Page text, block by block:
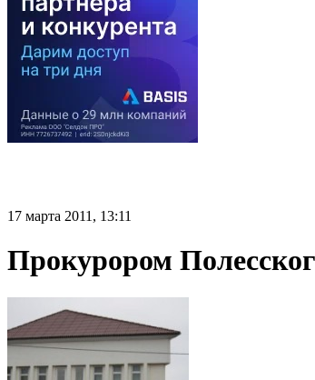
17 марта 2011, 13:11
Прокурором